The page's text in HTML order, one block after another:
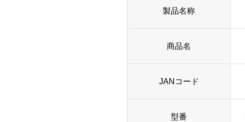
製品名称
商品名
JANコード
型番